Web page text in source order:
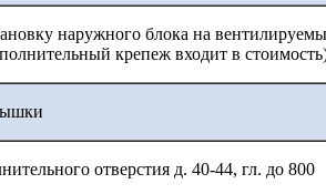
наружного блока на
крепеж входит в
отверстия д. 40-44, гл. до 800